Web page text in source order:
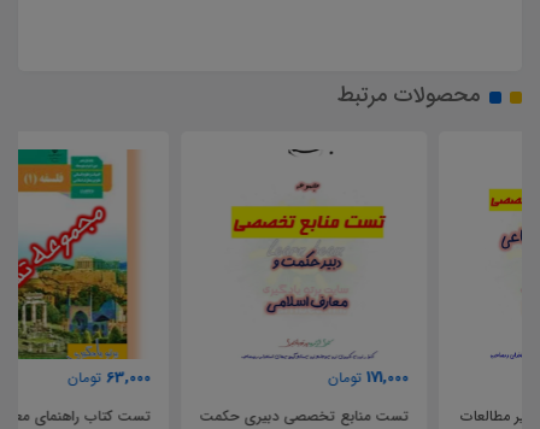
محصولات مرتبط
تست منابع تخصصی دبیری حکمت
تست کتاب راهنمای معلم فلسفه 1